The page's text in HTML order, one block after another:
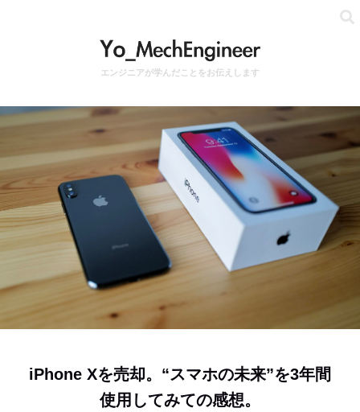
エンジニアが学んだことをお伝えします
iPhone Xを売却。“スマホの未来”を3年間
使用してみての感想。